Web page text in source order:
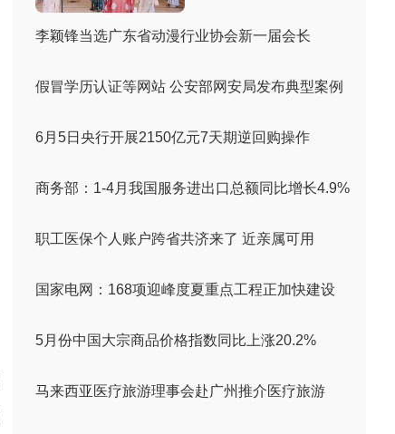
李颖锋当选广东省动漫行业协会新一届会长
假冒学历认证等网站 公安部网安局发布典型案例
6月5日央行开展2150亿元7天期逆回购操作
商务部：1-4月我国服务进出口总额同比增长4.9%
职工医保个人账户跨省共济来了 近亲属可用
国家电网：168项迎峰度夏重点工程正加快建设
5月份中国大宗商品价格指数同比上涨20.2%
马来西亚医疗旅游理事会赴广州推介医疗旅游